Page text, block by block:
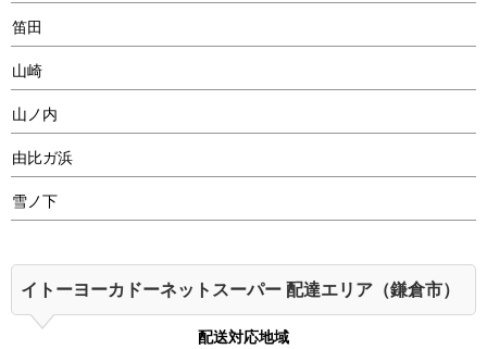
笛田
山崎
山ノ内
由比ガ浜
雪ノ下
イトーヨーカドーネットスーパー 配達エリア（鎌倉市）
配送対応地域